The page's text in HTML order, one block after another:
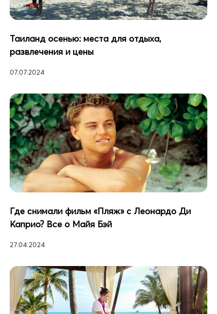
Таиланд осенью: места для отдыха,
развлечения и цены
07.07.2024
Где снимали фильм «Пляж» с Леонардо Ди
Каприо? Все о Майя Бэй
27.04.2024